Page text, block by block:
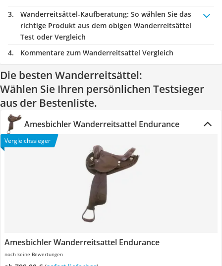
Wanderreitsättel-Kaufberatung: So wählen Sie das
richtige Produkt aus dem obigen Wanderreitsättel
Test oder Vergleich
Kommentare zum Wanderreitsattel Vergleich
Die besten Wanderreitsättel:
Wählen Sie Ihren persönlichen Testsieger
aus der Bestenliste.
Amesbichler Wanderreitsattel Endurance
Vergleichssieger
Amesbichler Wanderreitsattel Endurance
noch keine Bewertungen